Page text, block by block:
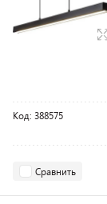
Код: 388575
Сравнить